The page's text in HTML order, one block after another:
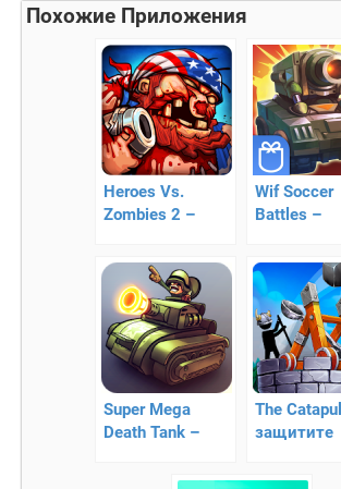
Похожие Приложения
Heroes Vs.
Zombies 2 –
зомби
Wif Soccer
Battles –
сражения
Super Mega
Death Tank –
противников с
The
защитите
победите